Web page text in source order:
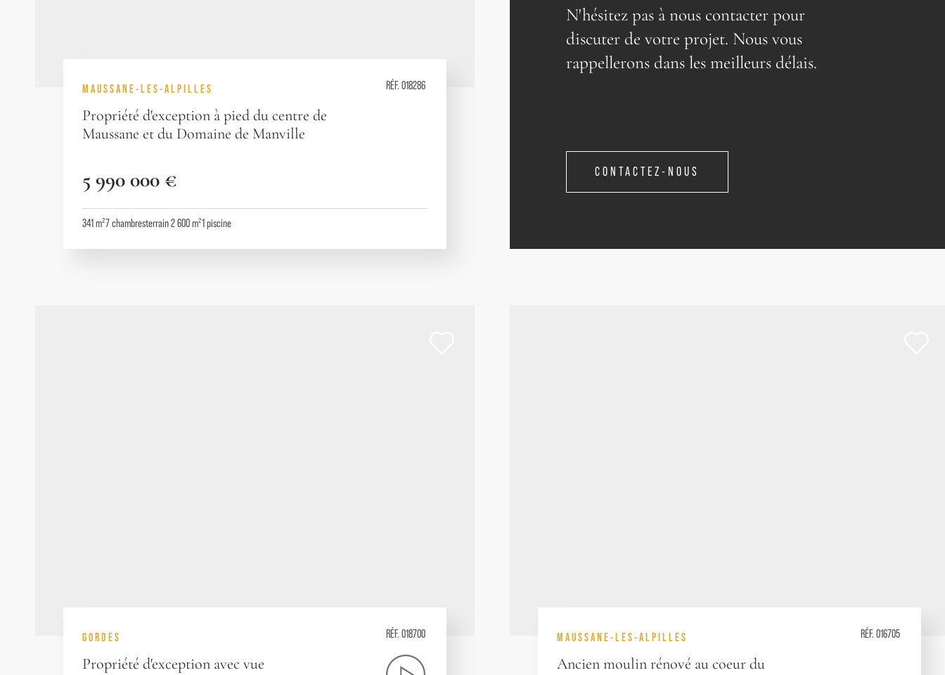
MAUSSANE-LES-ALPILLES
Propriété d'exception à pied du centre de
Maussane et du Domaine de Manville
5 990 000 €
RÉF. 018286
341 m²7chambresterrain 2 600 m²1piscine
N'hésitez pas à nous contacter pour
discuter de votre projet. Nous vous
rappellerons dans les meilleurs délais.
CONTACTEZ-NOUS
GORDES
Propriété d'exception avec vue
RÉF. 018700 MAUSSANE-LES-ALPILLES
Ancien moulin rénové au coeur du
RÉF. 016705